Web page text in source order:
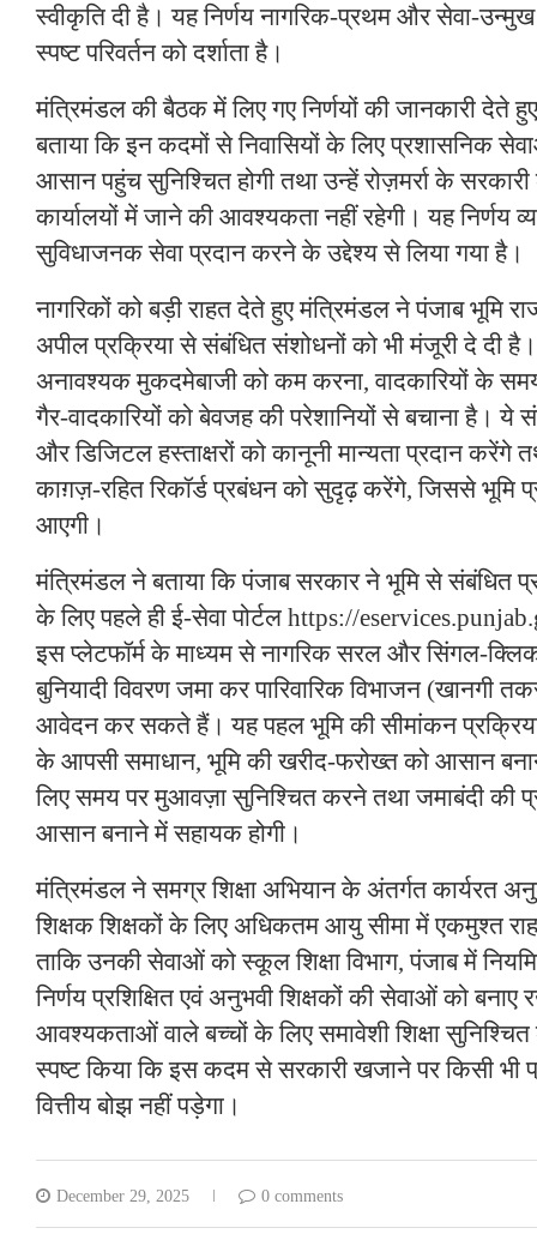
स्वीकृति दी है। यह निर्णय नागरिक-प्रथम और सेवा-
स्पष्ट परिवर्तन को दर्शाता है।
मंत्रिमंडल की बैठक में लिए गए निर्णयों की जानकारी देते
बताया कि इन कदमों से निवासियों के लिए प्रशासनिक
आसान पहुंच सुनिश्चित होगी तथा उन्हें रोज़मर्रा के
कार्यालयों में जाने की आवश्यकता नहीं रहेगी। यह निर्णय
सुविधाजनक सेवा प्रदान करने के उद्देश्य से लिया गया है।
नागरिकों को बड़ी राहत देते हुए मंत्रिमंडल ने पंजाब भूमि
अपील प्रक्रिया से संबंधित संशोधनों को भी मंजूरी दे दी
अनावश्यक मुकदमेबाजी को कम करना, वादकारियों के
गैर-वादकारियों को बेवजह की परेशानियों से बचाना है। ये
और डिजिटल हस्ताक्षरों को कानूनी मान्यता प्रदान करेंगे
काग़ज़-रहित रिकॉर्ड प्रबंधन को सुदृढ़ करेंगे, जिससे भूमि
आएगी।
मंत्रिमंडल ने बताया कि पंजाब सरकार ने भूमि से संबंधित
के लिए पहले ही ई-सेवा पोर्टल https://
इस प्लेटफॉर्म के माध्यम से नागरिक सरल और सिंगल-
बुनियादी विवरण जमा कर पारिवारिक विभाजन (खानगी
आवेदन कर सकते हैं। यह पहल भूमि की सीमांकन प्रक्रिया
के आपसी समाधान, भूमि की खरीद-फरोख्त को आसान
लिए समय पर मुआवज़ा सुनिश्चित करने तथा जमाबंदी की
आसान बनाने में सहायक होगी।
मंत्रिमंडल ने समग्र शिक्षा अभियान के अंतर्गत कार्यरत
शिक्षक शिक्षकों के लिए अधिकतम आयु सीमा में एकमुश्त
ताकि उनकी सेवाओं को स्कूल शिक्षा विभाग, पंजाब में
निर्णय प्रशिक्षित एवं अनुभवी शिक्षकों की सेवाओं को बनाए
आवश्यकताओं वाले बच्चों के लिए समावेशी शिक्षा
स्पष्ट किया कि इस कदम से सरकारी खजाने पर किसी भी
वित्तीय बोझ नहीं पड़ेगा।
December 29, 2025 0 comments